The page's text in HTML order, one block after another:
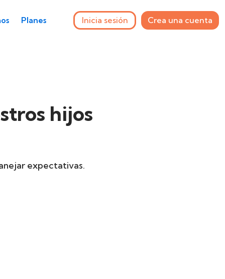
Planes Inicia sesión Crea una cuenta
hijos
expectativas.